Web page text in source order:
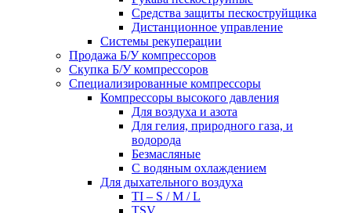
Средства защиты пескоструйщика
Дистанционное управление
Системы рекуперации
Продажа Б/У компрессоров
Скупка Б/У компрессоров
Специализированные компрессоры
Компрессоры высокого давления
Для воздуха и азота
Для гелия, природного газа, и
водорода
Безмасляные
С водяным охлаждением
Для дыхательного воздуха
TI – S / M / L
TSV